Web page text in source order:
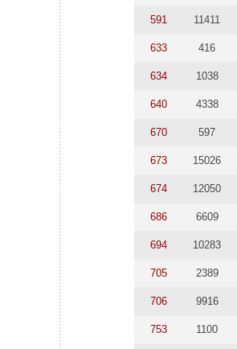
591 11411
633 416
634 1038
640 4338
670 597
673 15026
674 12050
686 6609
694 10283
705 2389
706 9916
753 1100